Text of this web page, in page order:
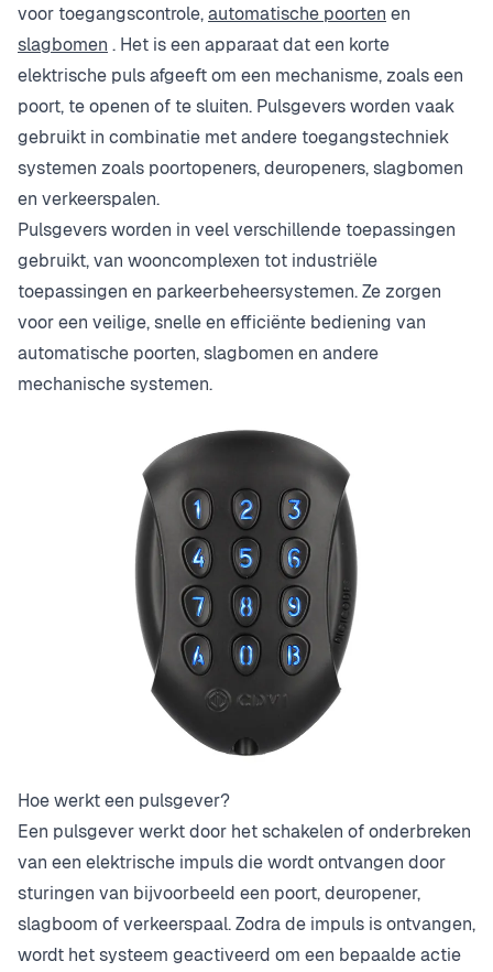
voor toegangscontrole,automatische poorten en
slagbomen . Het is een apparaat dat een korte
elektrische puls afgeeft om een mechanisme, zoals een
poort, te openen of te sluiten. Pulsgevers worden vaak
gebruikt in combinatie met andere toegangstechniek
systemen zoals poortopeners, deuropeners, slagbomen
en verkeerspalen.
Pulsgevers worden in veel verschillende toepassingen
gebruikt, van wooncomplexen tot industriële
toepassingen en parkeerbeheersystemen. Ze zorgen
voor een veilige, snelle en efficiënte bediening van
automatische poorten, slagbomen en andere
mechanische systemen.
Hoe werkt een pulsgever?
Een pulsgever werkt door het schakelen of onderbreken
van een elektrische impuls die wordt ontvangen door
sturingen van bijvoorbeeld een poort, deuropener,
slagboom of verkeerspaal. Zodra de impuls is ontvangen,
wordt het systeem geactiveerd om een bepaalde actie